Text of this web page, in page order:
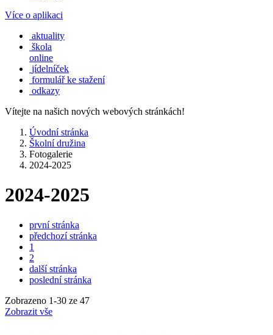
Více o aplikaci
aktuality
škola
online
jídelníček
formulář ke stažení
odkazy
Vítejte na našich nových webových stránkách!
Úvodní stránka
Školní družina
Fotogalerie
2024-2025
2024-2025
první stránka
předchozí stránka
1
2
další stránka
poslední stránka
Zobrazeno 1-30 ze 47
Zobrazit vše